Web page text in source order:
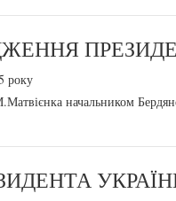
року
начальником